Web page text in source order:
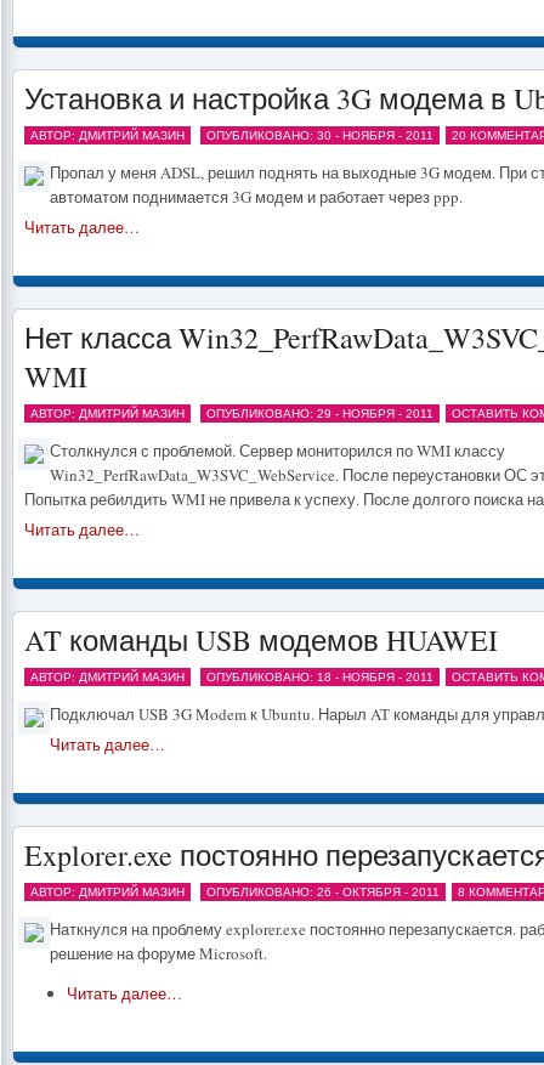
Установка и настройка 3G модема в
АВТОР: ДМИТРИЙ МАЗИН ОПУБЛИКОВАНО: 30 - НОЯБРЯ - 2011 20
Пропал у меня ADSL, решил поднять на выходные 3G модем. При
автоматом поднимается 3G модем и работает через ppp.
Читать далее…
Нет класса
WMI
АВТОР: ДМИТРИЙ МАЗИН ОПУБЛИКОВАНО: 29 - НОЯБРЯ - 2011 ОСТАВИТЬ
Столкнулся с проблемой. Сервер мониторился по WMI классу
Win32_PerfRawData_W3SVC_WebService. После переустановки ОС
Попытка ребилдить WMI не привела к успеху. После долгого поиска
Читать далее…
AT команды USB модемов HUAWEI
АВТОР: ДМИТРИЙ МАЗИН ОПУБЛИКОВАНО: 18 - НОЯБРЯ - 2011 ОСТАВИТЬ
Подключал USB 3G Modem к Ubuntu. Нарыл AT команды для
Читать далее…
Explorer.exe постоянно
АВТОР: ДМИТРИЙ МАЗИН ОПУБЛИКОВАНО: 26 - ОКТЯБРЯ - 2011 8
Наткнулся на проблему explorer.exe постоянно перезапускается.
решение на форуме Microsoft.
Читать далее…